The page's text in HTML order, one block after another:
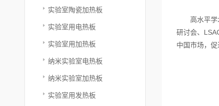
实验室陶瓷加热板
实验室用电热板
实验室用加热板
纳米实验室电热板
纳米实验室加热板
实验室用发热板
高水平学术
研讨会、
中国市场，